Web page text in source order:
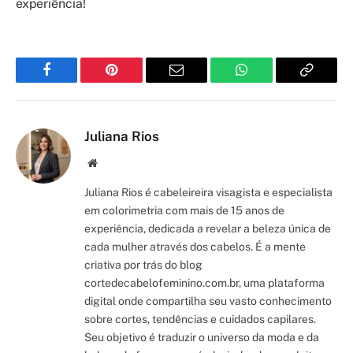
experiência!
Facebook Pinterest Email WhatsApp Copy
Juliana Rios
Site/Blog
Juliana Rios é cabeleireira visagista e especialista
em colorimetria com mais de 15 anos de
experiência, dedicada a revelar a beleza única de
cada mulher através dos cabelos. É a mente
criativa por trás do blog
cortedecabelofeminino.com.br, uma plataforma
digital onde compartilha seu vasto conhecimento
sobre cortes, tendências e cuidados capilares.
Seu objetivo é traduzir o universo da moda e da